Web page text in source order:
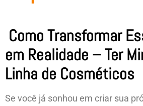
Como Transformar
em Realidade –Ter
Linha de Cosméticos
Se você já sonhou em criar sua